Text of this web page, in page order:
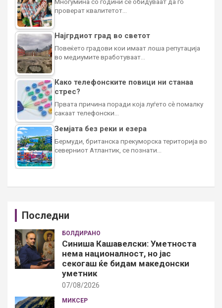
проверат квалитетот…
Најгрдиот град во светот
Повеќето градови кои имаат лоша репутација
во медиумите вработуваат…
Како телефонските повици ни станаа
стрес?
Првата причина поради која луѓето сè помалку
сакаат телефонски…
Земјата без реки и езера
Бермуди, британска прекуморска територија во
северниот Атлантик, се познати…
Последни
БОЛДИРАНО
Синиша Кашавелски: Уметноста
нема националност, но јас
секогаш ќе бидам македонски
уметник
07/08/2026
МИКСЕР